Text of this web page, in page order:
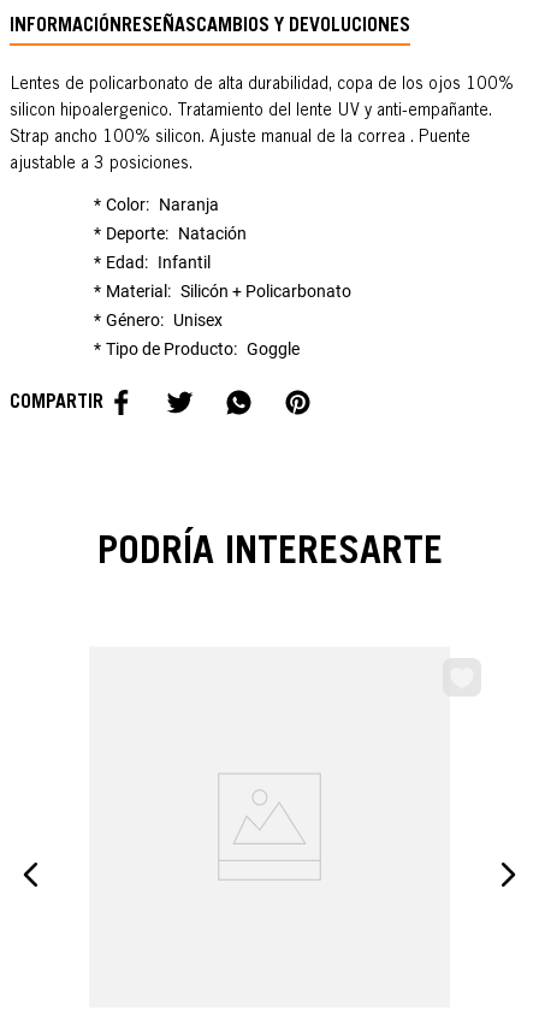
INFORMACIÓNRESEÑASCAMBIOS Y DEVOLUCIONES
Lentes de policarbonato de alta durabilidad, copa de los ojos 100%
silicon hipoalergenico. Tratamiento del lente UV y anti-empañante.
Strap ancho 100% silicon. Ajuste manual de la correa . Puente
ajustable a 3 posiciones.
Color
Naranja
Deporte
Natación
Edad
Infantil
Material
Silicón + Policarbonato
Género
Unisex
Tipo de Producto
Goggle
PODRÍA INTERESARTE